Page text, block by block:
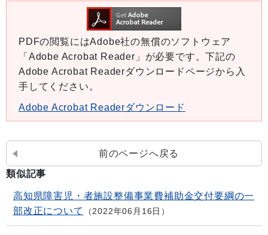
PDFの閲覧にはAdobe社の無償のソフトウェア
「Adobe Acrobat Reader」が必要です。下記の
Adobe Acrobat Readerダウンロードページから入
手してください。
Adobe Acrobat Readerダウンロード
前のページへ戻る
類似記事
高知県障害児・者施設整備事業費補助金交付要綱の一
部改正について
2022年06月16日